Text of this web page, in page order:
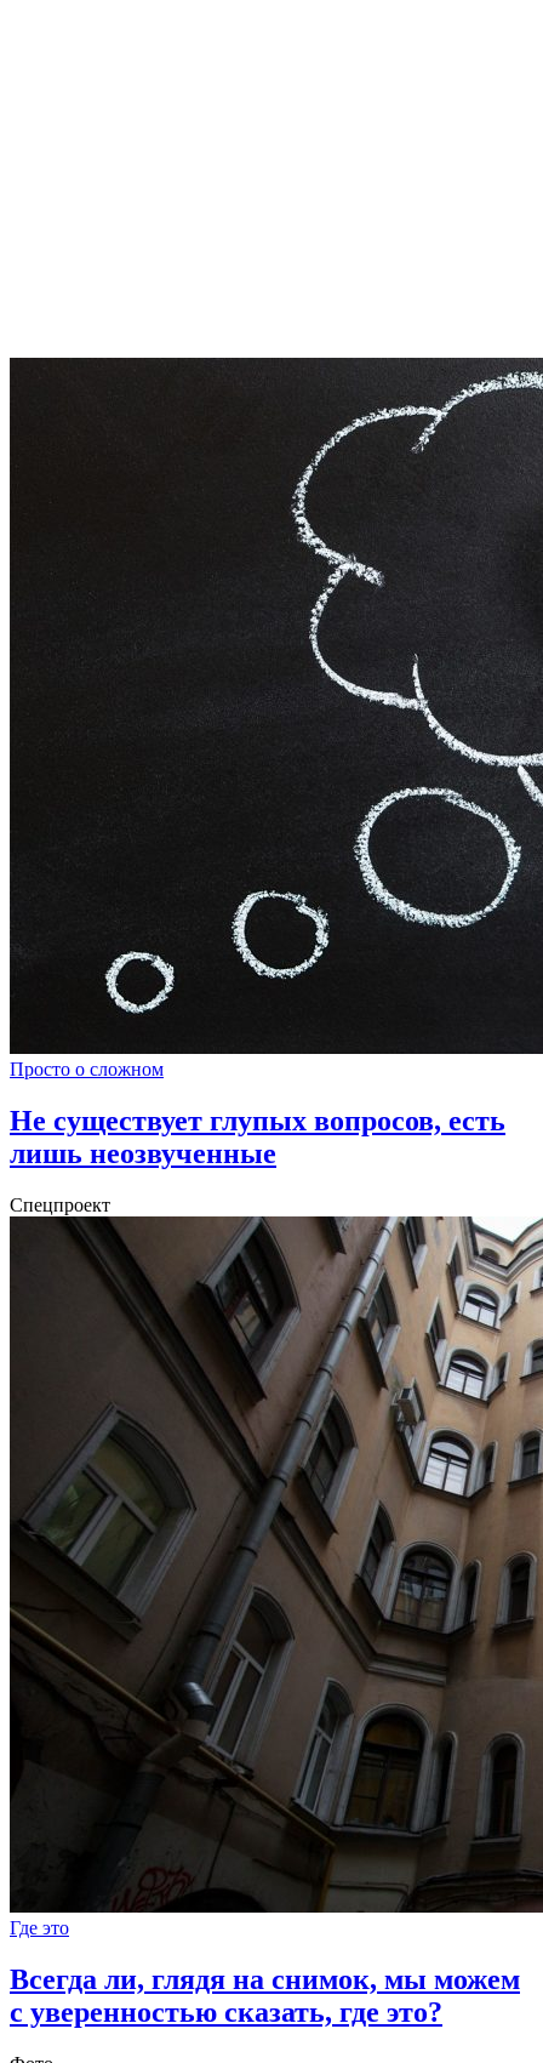
Просто о сложном
Не существует глупых вопросов, есть
лишь неозвученные
Спецпроект
Где это
Всегда ли, глядя на снимок, мы можем
с уверенностью сказать, где это?